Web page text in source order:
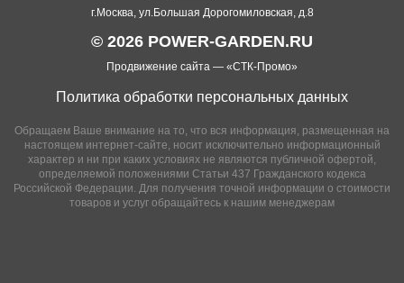
г.Москва, ул.Большая Дорогомиловская, д.8
Обращаем Ваше внимание на то, что вся информация, размещенная на
настоящем интернет-сайте, носит исключительно информационный
характер и ни при каких условиях не являются публичной офертой,
определяемой положениями Статьи 437 Гражданского кодекса
Российской Федерации. Для получения точной информации о стоимости
товаров и услуг обращайтесь к нашим менеджерам
© 2026 POWER-GARDEN.RU
Продвижение сайта — «СТК-Промо»
Политика обработки персональных данных